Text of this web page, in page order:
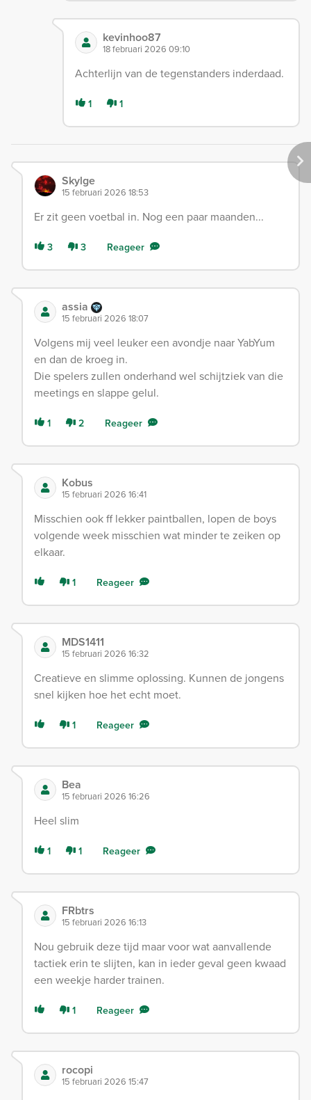
kevinhoo87
18 februari 2026 09:10
Achterlijn van de tegenstanders inderdaad.
1 1
Skylge
15 februari 2026 18:53
Er zit geen voetbal in. Nog een paar maanden...
3 3 Reageer
assia
15 februari 2026 18:07
Volgens mij veel leuker een avondje naar YabYum
en dan de kroeg in.
Die spelers zullen onderhand wel schijtziek van die
meetings en slappe gelul.
1 2 Reageer
Kobus
15 februari 2026 16:41
Misschien ook ff lekker paintballen, lopen de boys
volgende week misschien wat minder te zeiken op
elkaar.
1 Reageer
MDS1411
15 februari 2026 16:32
Creatieve en slimme oplossing. Kunnen de jongens
snel kijken hoe het echt moet.
1 Reageer
Bea
15 februari 2026 16:26
Heel slim
1 1 Reageer
FRbtrs
15 februari 2026 16:13
Nou gebruik deze tijd maar voor wat aanvallende
tactiek erin te slijten, kan in ieder geval geen kwaad
een weekje harder trainen.
1 Reageer
rocopi
15 februari 2026 15:47